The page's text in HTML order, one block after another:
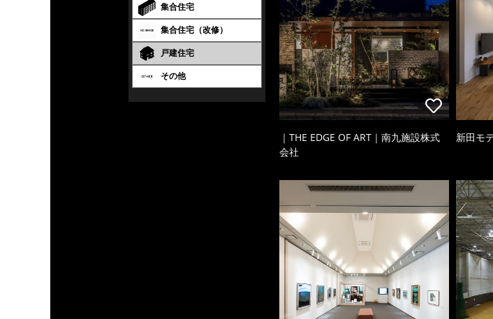
集合住宅
集合住宅（改修）
戸建住宅
その他
｜THE EDGE OF ART｜南九施設株式
会社
新田モ